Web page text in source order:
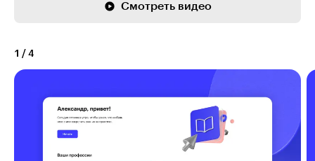
Смотреть видео
1 / 4